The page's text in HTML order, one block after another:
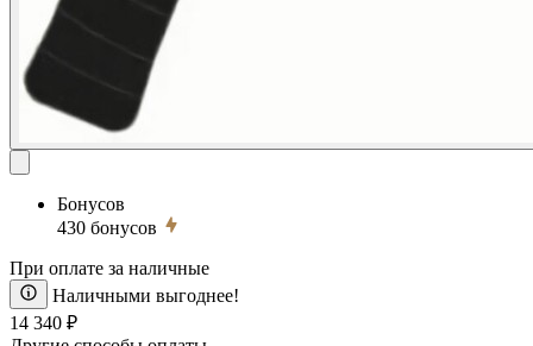
Бонусов
430 бонусов
При оплате за наличные
Наличными выгоднее!
14 340 ₽